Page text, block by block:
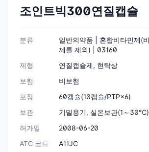
조인트빅300연질캡슐
분류
일반의약품 | 혼합비타민제(
제를 제외) | 03160
제형
연질캡슐제, 현탁상
보험
비보험
포장
60캡슐(10캡슐/PTP×6)
보관
기밀용기, 실온보관(1～30℃)
허가일
2008-06-20
ATC 코드
A11JC